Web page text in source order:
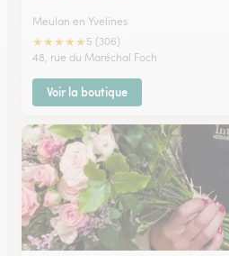
Meulan en Yvelines
★★★★★ 5 (306)
48, rue du Maréchal Foch
Voir la boutique